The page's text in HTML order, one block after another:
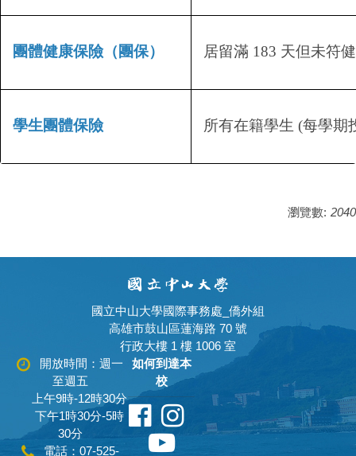
團體健康保險（團保） 居留滿 183 天但未符
學生團體保險 所有在籍學生 (每學期
瀏覽數: 2040
國立中山大學國際事務處_僑外組
高雄市鼓山區蓮海路 70 號
行政大樓 1 樓 1006 室
開放時間：週一
至週五
上午9時-12時30分
下午1時30分-5時
30分
電話：07-525-
如何到達本
校